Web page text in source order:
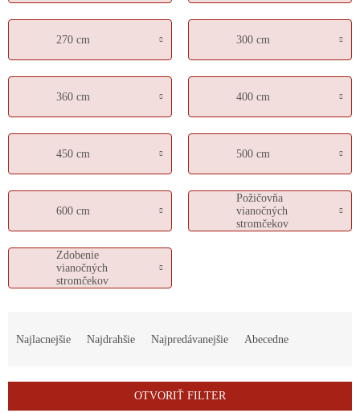
270 cm 300 cm
360 cm 400 cm
450 cm 500 cm
600 cm
Požičovňa
vianočných
stromčekov
Zdobenie
vianočných
stromčekov
i
Najlacnejšie Najdrahšie Najpredávanejšie Abecedne
OTVORIŤ FILTER